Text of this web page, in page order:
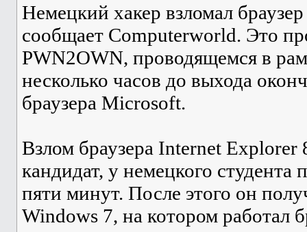
Немецкий хакер взломал
сообщает Computerworld. Это
PWN2OWN, проводящемся в
несколько часов до выхода
браузера Microsoft.
Взлом браузера Internet Explorer
кандидат, у немецкого
пяти минут. После этого он
Windows 7, на котором работал